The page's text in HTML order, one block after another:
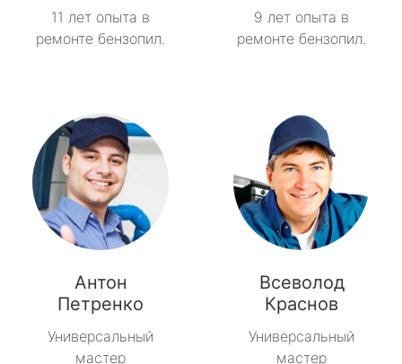
11 лет опыта в
ремонте бензопил.
9 лет опыта в
ремонте бензопил.
Антон
Петренко
Универсальный
мастер
Всеволод
Краснов
Универсальный
мастер